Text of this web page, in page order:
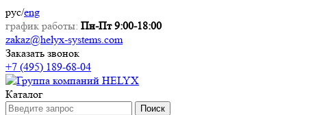
рус/eng
график работы: Пн-Пт 9:00-18:00
zakaz@helyx-systems.com
Заказать звонок
+7 (495) 189-68-04
Каталог
Поиск